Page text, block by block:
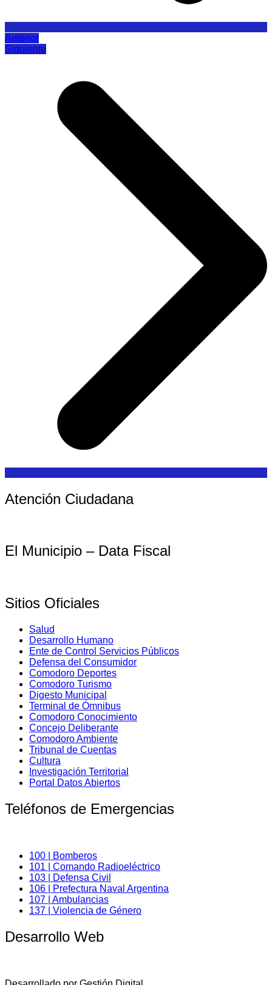
Anterior
Siguiente
Atención Ciudadana
El Municipio – Data Fiscal
Sitios Oficiales
Salud
Desarrollo Humano
Ente de Control Servicios Públicos
Defensa del Consumidor
Comodoro Deportes
Comodoro Turismo
Digesto Municipal
Terminal de Ómnibus
Comodoro Conocimiento
Concejo Deliberante
Comodoro Ambiente
Tribunal de Cuentas
Cultura
Investigación Territorial
Portal Datos Abiertos
Teléfonos de Emergencias
100 | Bomberos
101 | Comando Radioeléctrico
103 | Defensa Civil
106 | Prefectura Naval Argentina
107 | Ambulancias
137 | Violencia de Género
Desarrollo Web